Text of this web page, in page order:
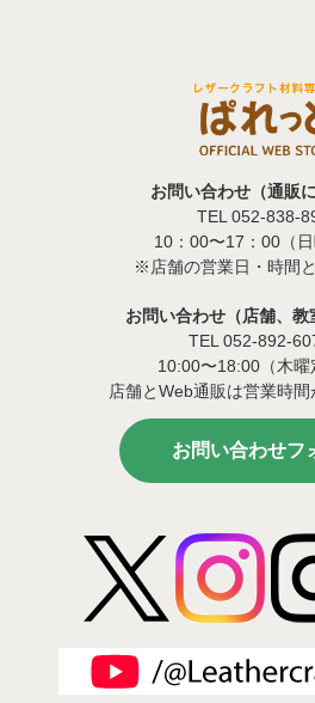
お問い合わせ（通販
TEL 052-838-
10：00〜17：00（日
※店舗の営業日・時間と
お問い合わせ（店舗、教
TEL 052-892-
10:00〜18:00（木曜
店舗とWeb通販は営業時間
お問い合わせフ